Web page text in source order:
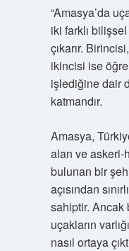
“Amasya’da
iki farklı
çıkarır.
ikincisi ise
işlediğine dair
katmandır.
Amasya,
alan ve askeri-
bulunan bir
açısından
sahiptir. Ancak
uçakların
nasıl ortaya